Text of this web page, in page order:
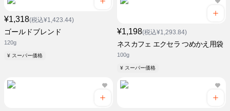
¥1,318(税込¥1,423.44)
ゴールドブレンド
120g
¥ スーパー価格
¥1,198(税込¥1,293.84)
ネスカフェ エクセラ つめかえ用袋
100g
¥ スーパー価格